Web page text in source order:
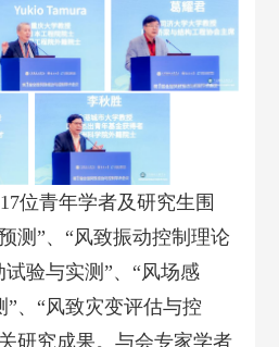
位青年学者及研究生围
测”、“风致振动控制理论
验与实测”、“风场感
、“风致灾变评估与控
研究成果。与会专家学者